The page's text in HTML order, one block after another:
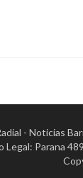
- Noticias
Legal: Parana